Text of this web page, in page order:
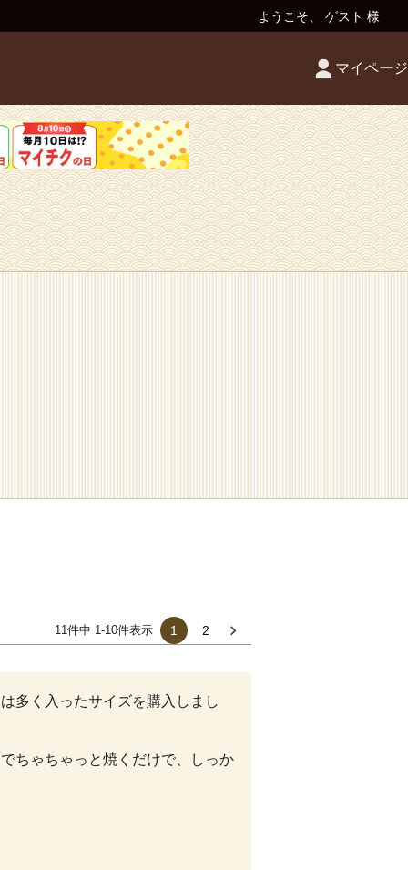
ようこそ、 ゲスト 様
マイページ
11件中 1-10件表示 1 2
多く入ったサイズを購入しまし
ちゃちゃっと焼くだけで、しっか